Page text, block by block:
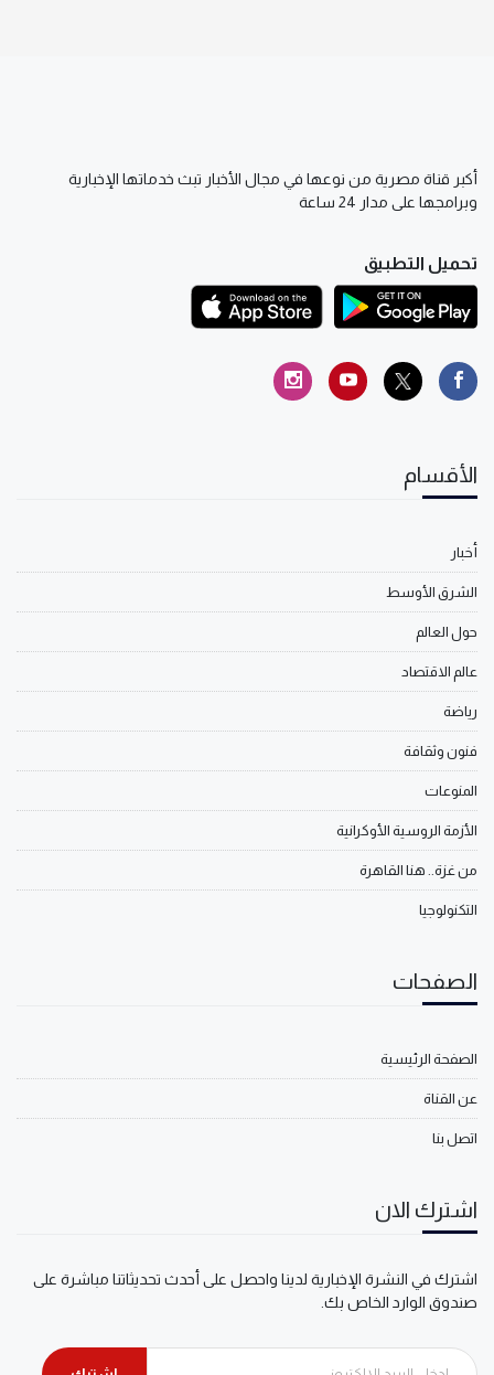
أكبر قناة مصرية من نوعها في مجال الأخبار تبث خدماتها الإخبارية
وبرامجها على مدار 24 ساعة
تحميل التطبيق
الأقسام
أخبار
الشرق الأوسط
حول العالم
عالم الاقتصاد
رياضة
فنون وثقافة
المنوعات
الأزمة الروسية الأوكرانية
من غزة.. هنا القاهرة
التكنولوجيا
الصفحات
الصفحة الرئيسية
عن القناة
اتصل بنا
اشترك الان
اشترك في النشرة الإخبارية لدينا واحصل على أحدث تحديثاتنا مباشرة على
صندوق الوارد الخاص بك.